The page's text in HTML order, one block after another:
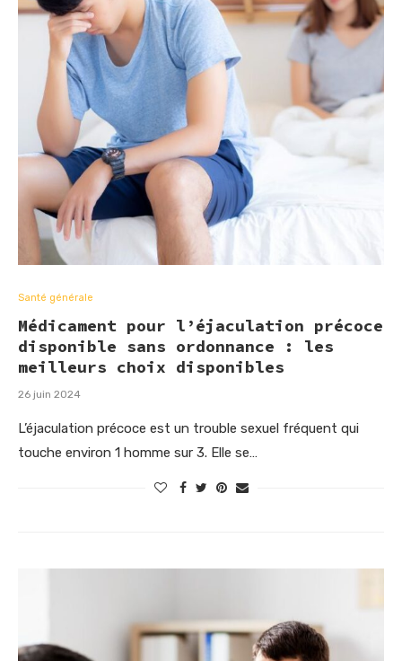
Santé générale
Médicament pour l’éjaculation précoce
disponible sans ordonnance : les
meilleurs choix disponibles
26 juin 2024
L’éjaculation précoce est un trouble sexuel fréquent qui
touche environ 1 homme sur 3. Elle se…